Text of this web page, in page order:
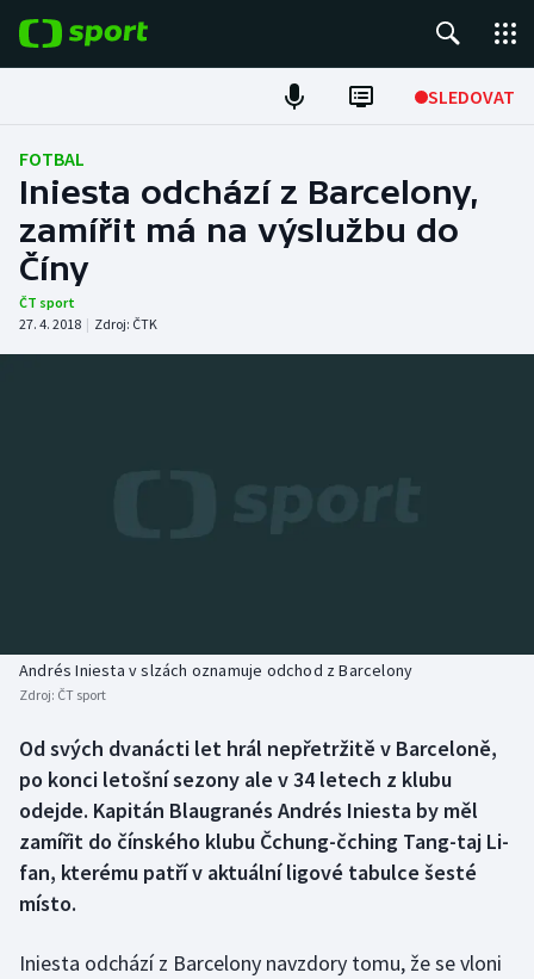
SLEDOVAT
Fotbal
Hokej
Tenis
Atletika
Biatlon
Box
Curling
Dostihy
Florbal
Aplikace ČT sport
FOTBAL
Iniesta odchází z Barcelony,
zamířit má na výslužbu do
Číny
ČT sport
27. 4. 2018 | Zdroj: ČTK
Andrés Iniesta v slzách oznamuje odchod z Barcelony
Zdroj: ČT sport
Od svých dvanácti let hrál nepřetržitě v Barceloně,
po konci letošní sezony ale v 34 letech z klubu
odejde. Kapitán Blaugranés Andrés Iniesta by měl
zamířit do čínského klubu Čchung-čching Tang-taj Li-
fan, kterému patří v aktuální ligové tabulce šesté
místo.
Iniesta odchází z Barcelony navzdory tomu, že se vloni